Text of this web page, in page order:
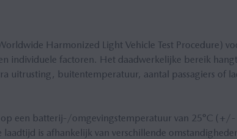
Harmonized Light Vehicle Test Procedure)
individuele factoren. Het daadwerkelijke bereik
uitrusting, buitentemperatuur, aantal passagiers of
een batterij-/omgevingstemperatuur van 25°C
is afhankelijk van verschillende